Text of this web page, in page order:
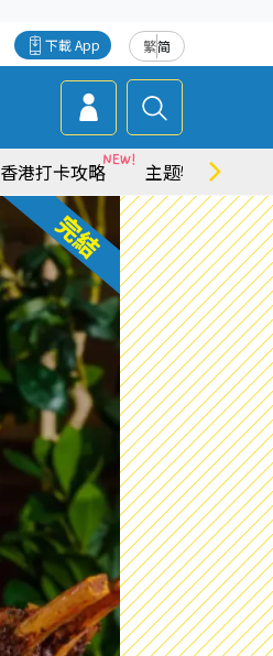
繁简
下載 App
香港打卡攻略 主题特集